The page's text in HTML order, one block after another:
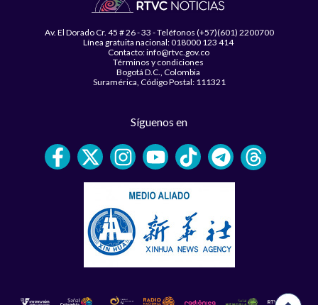
Av. El Dorado Cr. 45 # 26 - 33 - Teléfonos (+57)(601) 2200700
Línea gratuita nacional: 018000 123 414
Contacto: info@rtvc.gov.co
Términos y condiciones
Bogotá D.C., Colombia
Suramérica, Código Postal: 111321
Síguenos en